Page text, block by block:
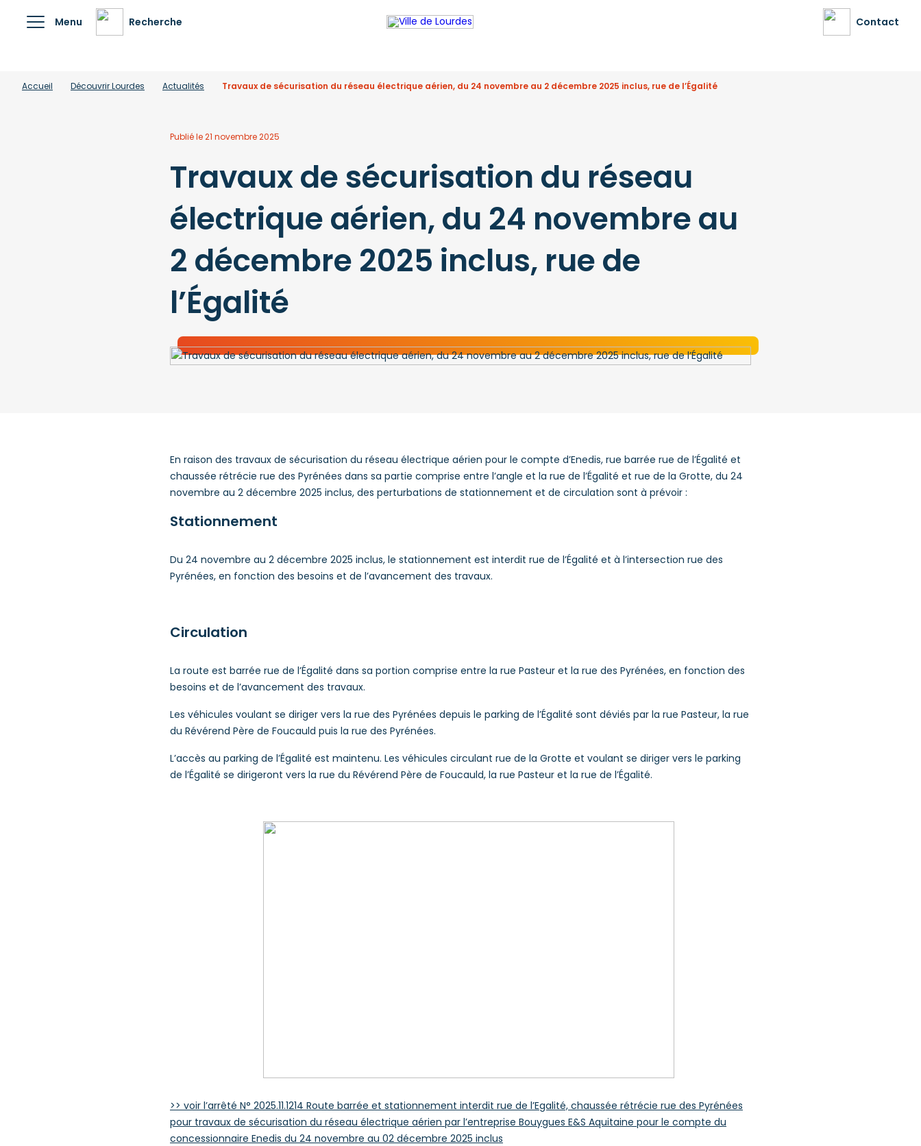
Menu Recherche Contact
Accueil Découvrir Lourdes Actualités Travaux de sécurisation du réseau électrique aérien, du 24 novembre au 2 décembre 2025 inclus, rue de l’Égalité
Publié le 21 novembre 2025
Travaux de sécurisation du réseau
électrique aérien, du 24 novembre au
2 décembre 2025 inclus, rue de
l’Égalité
En raison des travaux de sécurisation du réseau électrique aérien pour le compte d’Enedis, rue barrée rue de l’Égalité et
chaussée rétrécie rue des Pyrénées dans sa partie comprise entre l’angle et la rue de l’Égalité et rue de la Grotte, du 24
novembre au 2 décembre 2025 inclus, des perturbations de stationnement et de circulation sont à prévoir :
Stationnement
Du 24 novembre au 2 décembre 2025 inclus, le stationnement est interdit rue de l’Égalité et à l’intersection rue des
Pyrénées, en fonction des besoins et de l’avancement des travaux.
Circulation
La route est barrée rue de l’Égalité dans sa portion comprise entre la rue Pasteur et la rue des Pyrénées, en fonction des
besoins et de l’avancement des travaux.
Les véhicules voulant se diriger vers la rue des Pyrénées depuis le parking de l’Égalité sont déviés par la rue Pasteur, la rue
du Révérend Père de Foucauld puis la rue des Pyrénées.
L’accès au parking de l’Égalité est maintenu. Les véhicules circulant rue de la Grotte et voulant se diriger vers le parking
de l’Égalité se dirigeront vers la rue du Révérend Père de Foucauld, la rue Pasteur et la rue de l’Égalité.
>> voir l’arrêté N° 2025.11.1214 Route barrée et stationnement interdit rue de l’Egalité, chaussée rétrécie rue des Pyrénées
pour travaux de sécurisation du réseau électrique aérien par l’entreprise Bouygues E&S Aquitaine pour le compte du
concessionnaire Enedis du 24 novembre au 02 décembre 2025 inclus